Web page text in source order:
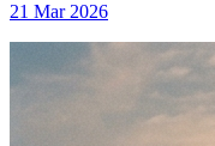
21 Mar 2026